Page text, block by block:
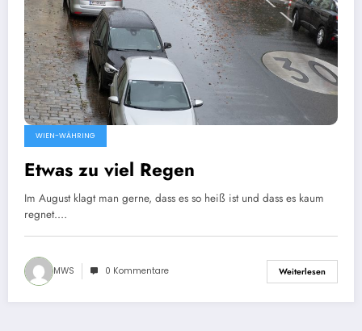
WIEN-WÄHRING
Etwas zu viel Regen
Im August klagt man gerne, dass es so heiß ist und dass es kaum
regnet.…
MWS 0 Kommentare Weiterlesen